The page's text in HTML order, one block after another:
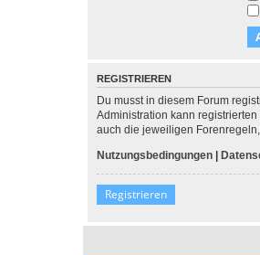
REGISTRIEREN
Du musst in diesem Forum
Administration kann
auch die jeweiligen
Nutzungsbedingungen |
Registrieren